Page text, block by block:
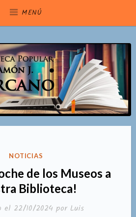
MENÚ
PUBLICADO
NOTICIAS
de los Museos a
Biblioteca!
el 22/10/2024 por Luis